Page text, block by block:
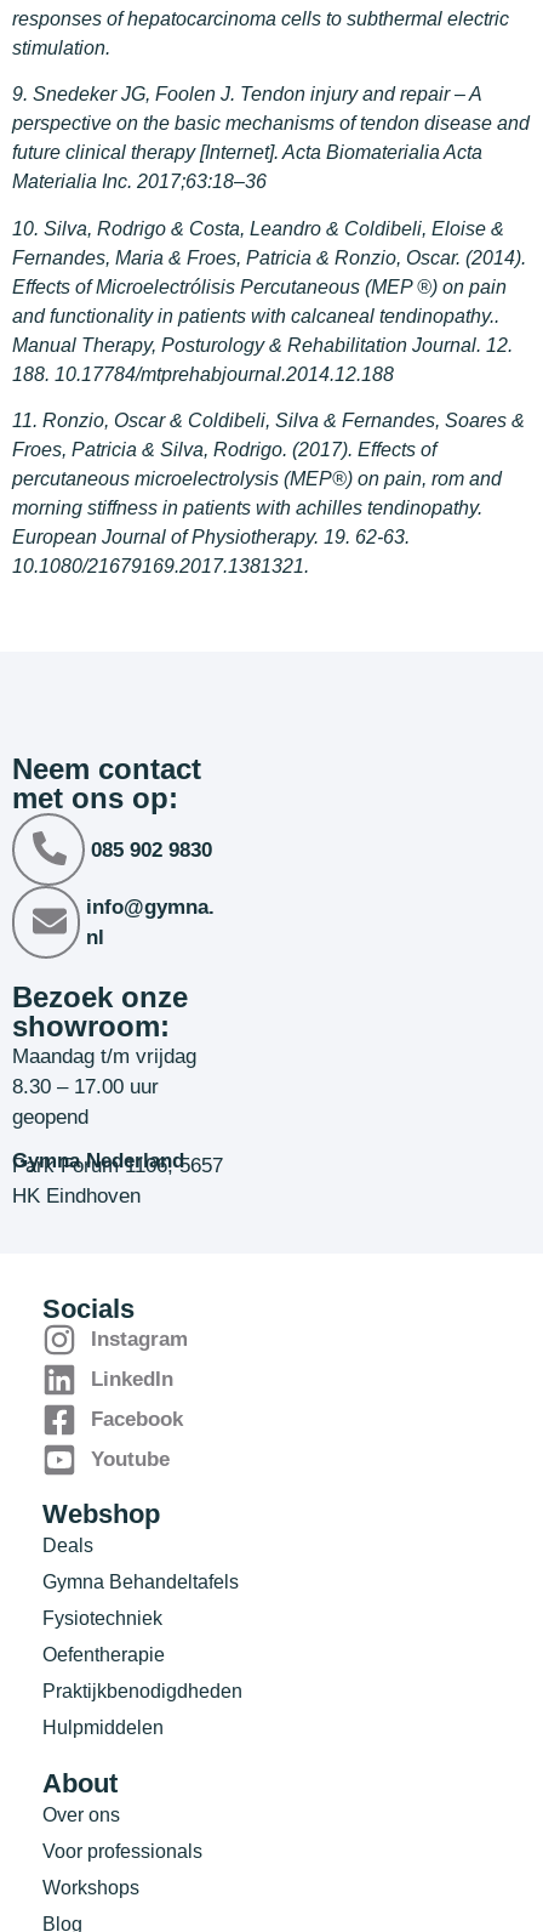
responses of hepatocarcinoma cells to subthermal electric
stimulation.
9. Snedeker JG, Foolen J. Tendon injury and repair – A
perspective on the basic mechanisms of tendon disease and
future clinical therapy [Internet]. Acta Biomaterialia Acta
Materialia Inc. 2017;63:18–36
10. Silva, Rodrigo & Costa, Leandro & Coldibeli, Eloise &
Fernandes, Maria & Froes, Patricia & Ronzio, Oscar. (2014).
Effects of Microelectrólisis Percutaneous (MEP ®) on pain
and functionality in patients with calcaneal tendinopathy..
Manual Therapy, Posturology & Rehabilitation Journal. 12.
188. 10.17784/mtprehabjournal.2014.12.188
11. Ronzio, Oscar & Coldibeli, Silva & Fernandes, Soares &
Froes, Patricia & Silva, Rodrigo. (2017). Effects of
percutaneous microelectrolysis (MEP®) on pain, rom and
morning stiffness in patients with achilles tendinopathy.
European Journal of Physiotherapy. 19. 62-63.
10.1080/21679169.2017.1381321.
Neem contact
met ons op:
085 902 9830
info@gymna.
nl
Bezoek onze
showroom:
Maandag t/m vrijdag
8.30 – 17.00 uur
geopend
Gymna Nederland
Park Forum 1106, 5657
HK Eindhoven
Socials
Instagram
LinkedIn
Facebook
Youtube
Webshop
Deals
Gymna Behandeltafels
Fysiotechniek
Oefentherapie
Praktijkbenodigdheden
Hulpmiddelen
About
Over ons
Voor professionals
Workshops
Blog